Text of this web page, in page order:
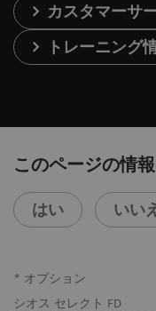
カスタマーサ
トレーニング
このページの情
はい いいえ
* オプション
シオス セレクト FD